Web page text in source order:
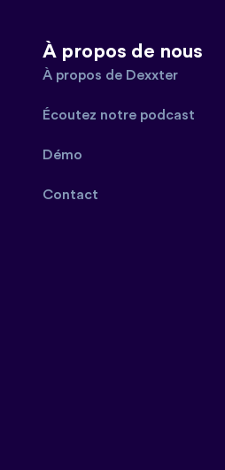
À propos de nous
À propos de Dexxter
Écoutez notre podcast
Démo
Contact